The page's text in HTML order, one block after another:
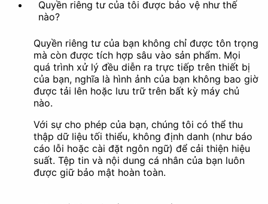
Nâng cao chất lượng
Nén ảnh
Nâng cấp độ phân giải
(Upscale)
Hoạt ảnh
Quyền riêng tư của tôi được bảo vệ như thế
nào?
Quyền riêng tư của bạn không chỉ được tôn trọng
mà còn được tích hợp sâu vào sản phẩm. Mọi
quá trình xử lý đều diễn ra trực tiếp trên thiết bị
của bạn, nghĩa là hình ảnh của bạn không bao giờ
được tải lên hoặc lưu trữ trên bất kỳ máy chủ
nào.
Với sự cho phép của bạn, chúng tôi có thể thu
thập dữ liệu tối thiểu, không định danh (như báo
cáo lỗi hoặc cài đặt ngôn ngữ) để cải thiện hiệu
suất. Tệp tin và nội dung cá nhân của bạn luôn
được giữ bảo mật hoàn toàn.